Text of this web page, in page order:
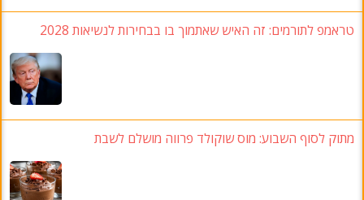
טראמפ לתורמים: זה האיש שאתמוך בו בבחירות לנשיאות 2028
מתוק לסוף השבוע: מוס שוקולד פרווה מושלם לשבת